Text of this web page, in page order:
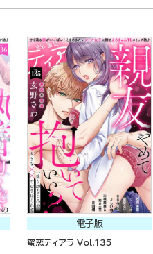
電子版
蜜恋ティアラ Vol.135